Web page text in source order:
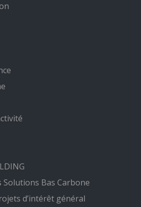
Bas Carbone
d’intérêt général